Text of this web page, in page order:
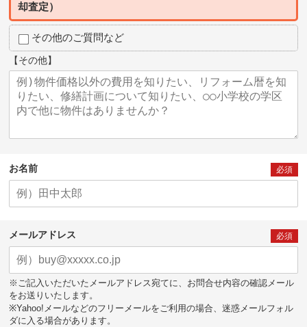
却査定）
その他のご質問など
【その他】
お名前 必須
メールアドレス 必須
※ご記入いただいたメールアドレス宛てに、お問合せ内容の確認メール
をお送りいたします。
※Yahoo!メールなどのフリーメールをご利用の場合、迷惑メールフォル
ダに入る場合があります。